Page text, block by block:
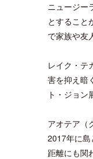
ニュージー
とすること
で家族や友
レイク・テ
害を抑え暗
ト・ジョン
アオテア（
2017年に
距離にも関